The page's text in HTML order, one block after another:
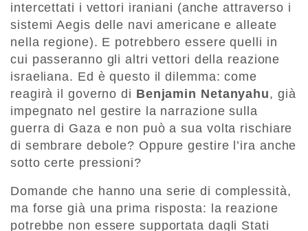
intercettati i vettori iraniani (anche attraverso i
sistemi Aegis delle navi americane e alleate
nella regione). E potrebbero essere quelli in
cui passeranno gli altri vettori della reazione
israeliana. Ed è questo il dilemma: come
reagirà il governo di Benjamin Netanyahu, già
impegnato nel gestire la narrazione sulla
guerra di Gaza e non può a sua volta rischiare
di sembrare debole? Oppure gestire l’ira anche
sotto certe pressioni?
Domande che hanno una serie di complessità,
ma forse già una prima risposta: la reazione
potrebbe non essere supportata dagli Stati